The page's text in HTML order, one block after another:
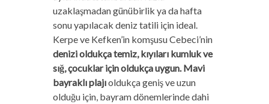
uzaklaşmadan günübirlik ya da hafta
sonu yapılacak deniz tatili için ideal.
Kerpe ve Kefken’in komşusu Cebeci’nin
denizi oldukça temiz, kıyıları kumluk ve
sığ, çocuklar için oldukça uygun. Mavi
bayraklı plajıoldukça geniş ve uzun
olduğu için, bayram dönemlerinde dahi